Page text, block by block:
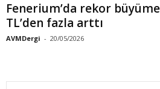
Fenerium’da rekor
TL’den fazla arttı
AVMDergi - 20/05/2026